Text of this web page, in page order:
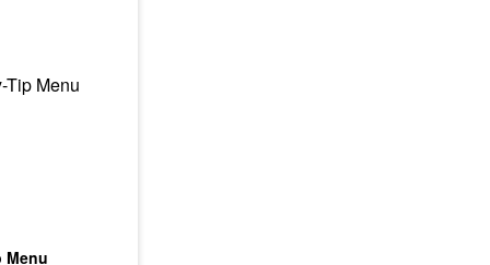
Menu